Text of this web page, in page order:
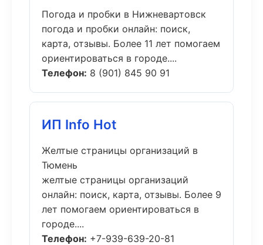
Погода и пробки в Нижневартовск
погода и пробки онлайн: поиск,
карта, отзывы. Более 11 лет помогаем
ориентироваться в городе....
Телефон: 8 (901) 845 90 91
ИП Info Hot
Желтые страницы организаций в
Тюмень
желтые страницы организаций
онлайн: поиск, карта, отзывы. Более 9
лет помогаем ориентироваться в
городе....
Телефон: +7-939-639-20-81